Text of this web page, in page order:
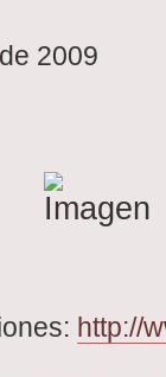
2009
http://